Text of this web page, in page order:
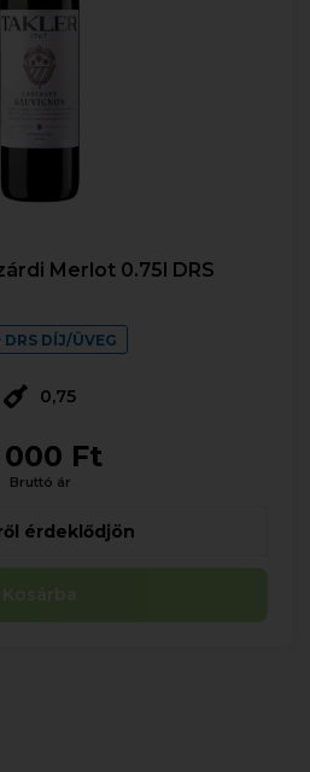
Merlot 0.75l DRS
DRS DÍJ/ÜVEG
0,75
000 Ft
Bruttó ár
érdeklődjön
Kosárba